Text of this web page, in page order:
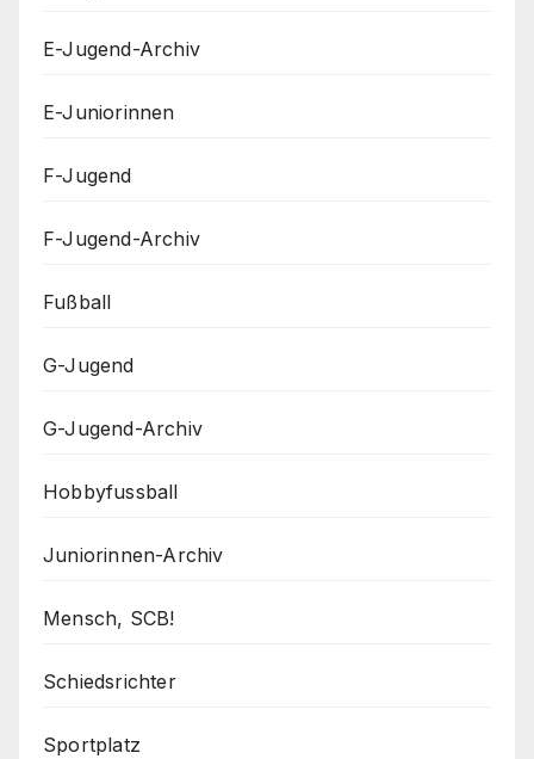
E-Jugend-Archiv
E-Juniorinnen
F-Jugend
F-Jugend-Archiv
Fußball
G-Jugend
G-Jugend-Archiv
Hobbyfussball
Juniorinnen-Archiv
Mensch, SCB!
Schiedsrichter
Sportplatz